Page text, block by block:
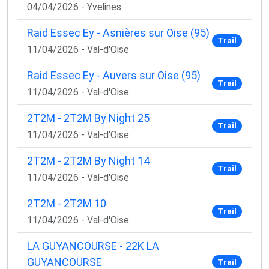
04/04/2026 - Yvelines
Raid Essec Ey - Asnières sur Oise (95)
11/04/2026 - Val-d'Oise
Trail
Raid Essec Ey - Auvers sur Oise (95)
11/04/2026 - Val-d'Oise
Trail
2T2M - 2T2M By Night 25
11/04/2026 - Val-d'Oise
Trail
2T2M - 2T2M By Night 14
11/04/2026 - Val-d'Oise
Trail
2T2M - 2T2M 10
11/04/2026 - Val-d'Oise
Trail
LA GUYANCOURSE - 22K LA
GUYANCOURSE
Trail